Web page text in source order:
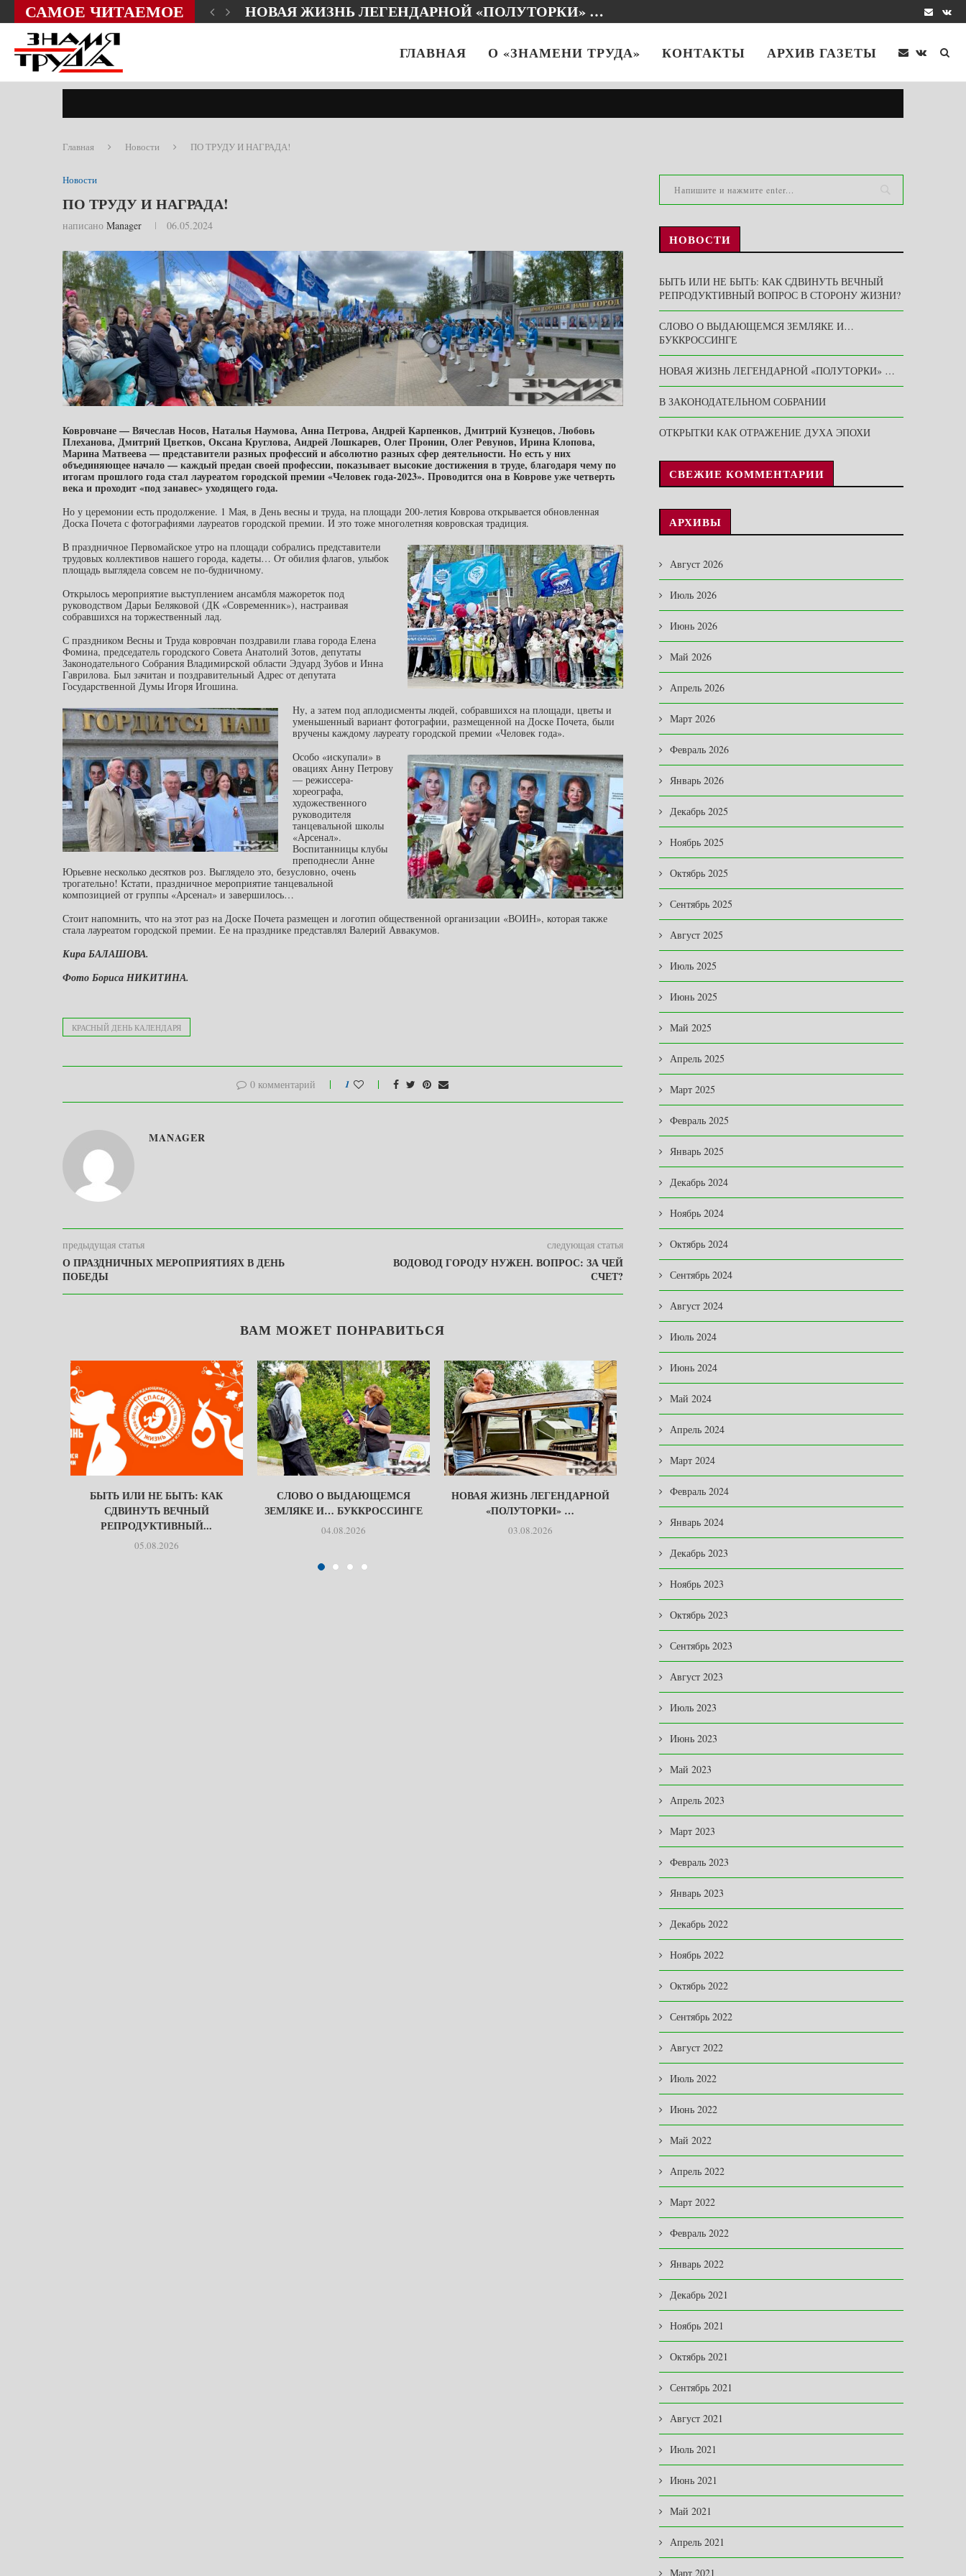
САМОЕ ЧИТАЕМОЕ НОВАЯ ЖИЗНЬ ЛЕГЕНДАРНОЙ «ПОЛУТОРКИ» …
ГЛАВНАЯ О «ЗНАМЕНИ ТРУДА» КОНТАКТЫ АРХИВ ГАЗЕТЫ
Главная Новости ПО ТРУДУ И НАГРАДА!
Новости
ПО ТРУДУ И НАГРАДА!
написано Manager 06.05.2024
Ковровчане — Вячеслав Носов, Наталья Наумова, Анна Петрова, Андрей Карпенков, Дмитрий Кузнецов, Любовь
Плеханова, Дмитрий Цветков, Оксана Круглова, Андрей Лошкарев, Олег Пронин, Олег Ревунов, Ирина Клопова,
Марина Матвеева — представители разных профессий и абсолютно разных сфер деятельности. Но есть у них
объединяющее начало — каждый предан своей профессии, показывает высокие достижения в труде, благодаря чему по
итогам прошлого года стал лауреатом городской премии «Человек года-2023». Проводится она в Коврове уже четверть
века и проходит «под занавес» уходящего года.
Но у церемонии есть продолжение. 1 Мая, в День весны и труда, на площади 200-летия Коврова открывается обновленная
Доска Почета с фотографиями лауреатов городской премии. И это тоже многолетняя ковровская традиция.
В праздничное Первомайское утро на площади собрались представители
трудовых коллективов нашего города, кадеты… От обилия флагов, улыбок
площадь выглядела совсем не по-будничному.
Открылось мероприятие выступлением ансамбля мажореток под
руководством Дарьи Беляковой (ДК «Современник»), настраивая
собравшихся на торжественный лад.
С праздником Весны и Труда ковровчан поздравили глава города Елена
Фомина, председатель городского Совета Анатолий Зотов, депутаты
Законодательного Собрания Владимирской области Эдуард Зубов и Инна
Гаврилова. Был зачитан и поздравительный Адрес от депутата
Государственной Думы Игоря Игошина.
Ну, а затем под аплодисменты людей, собравшихся на площади, цветы и
уменьшенный вариант фотографии, размещенной на Доске Почета, были
вручены каждому лауреату городской премии «Человек года».
Особо «искупали» в
овациях Анну Петрову
— режиссера-
хореографа,
художественного
руководителя
танцевальной школы
«Арсенал».
Воспитанницы клубы
преподнесли Анне
Юрьевне несколько десятков роз. Выглядело это, безусловно, очень
трогательно! Кстати, праздничное мероприятие танцевальной
композицией от группы «Арсенал» и завершилось…
Стоит напомнить, что на этот раз на Доске Почета размещен и логотип общественной организации «ВОИН», которая также
стала лауреатом городской премии. Ее на празднике представлял Валерий Аввакумов.
Кира БАЛАШОВА.
Фото Бориса НИКИТИНА.
КРАСНЫЙ ДЕНЬ КАЛЕНДАРЯ
0 комментарий 1
MANAGER
предыдущая статья
О ПРАЗДНИЧНЫХ МЕРОПРИЯТИЯХ В ДЕНЬ
ПОБЕДЫ
следующая статья
ВОДОВОД ГОРОДУ НУЖЕН. ВОПРОС: ЗА ЧЕЙ
СЧЕТ?
ВАМ МОЖЕТ ПОНРАВИТЬСЯ
БЫТЬ ИЛИ НЕ БЫТЬ: КАК
СДВИНУТЬ ВЕЧНЫЙ
РЕПРОДУКТИВНЫЙ...
05.08.2026
СЛОВО О ВЫДАЮЩЕМСЯ
ЗЕМЛЯКЕ И… БУККРОССИНГЕ
04.08.2026
НОВАЯ ЖИЗНЬ ЛЕГЕНДАРНОЙ
«ПОЛУТОРКИ» …
03.08.2026
В ЗАКОНОДАТЕЛЬНОМ
СОБРАНИИ
03.08.2026
ДУХА ЭПОХИ
НОВОСТИ
БЫТЬ ИЛИ НЕ БЫТЬ: КАК СДВИНУТЬ ВЕЧНЫЙ
РЕПРОДУКТИВНЫЙ ВОПРОС В СТОРОНУ ЖИЗНИ?
СЛОВО О ВЫДАЮЩЕМСЯ ЗЕМЛЯКЕ И…
БУККРОССИНГЕ
НОВАЯ ЖИЗНЬ ЛЕГЕНДАРНОЙ «ПОЛУТОРКИ» …
В ЗАКОНОДАТЕЛЬНОМ СОБРАНИИ
ОТКРЫТКИ КАК ОТРАЖЕНИЕ ДУХА ЭПОХИ
СВЕЖИЕ КОММЕНТАРИИ
АРХИВЫ
Август 2026
Июль 2026
Июнь 2026
Май 2026
Апрель 2026
Март 2026
Февраль 2026
Январь 2026
Декабрь 2025
Ноябрь 2025
Октябрь 2025
Сентябрь 2025
Август 2025
Июль 2025
Июнь 2025
Май 2025
Апрель 2025
Март 2025
Февраль 2025
Январь 2025
Декабрь 2024
Ноябрь 2024
Октябрь 2024
Сентябрь 2024
Август 2024
Июль 2024
Июнь 2024
Май 2024
Апрель 2024
Март 2024
Февраль 2024
Январь 2024
Декабрь 2023
Ноябрь 2023
Октябрь 2023
Сентябрь 2023
Август 2023
Июль 2023
Июнь 2023
Май 2023
Апрель 2023
Март 2023
Февраль 2023
Январь 2023
Декабрь 2022
Ноябрь 2022
Октябрь 2022
Сентябрь 2022
Август 2022
Июль 2022
Июнь 2022
Май 2022
Апрель 2022
Март 2022
Февраль 2022
Январь 2022
Декабрь 2021
Ноябрь 2021
Октябрь 2021
Сентябрь 2021
Август 2021
Июль 2021
Июнь 2021
Май 2021
Апрель 2021
Март 2021